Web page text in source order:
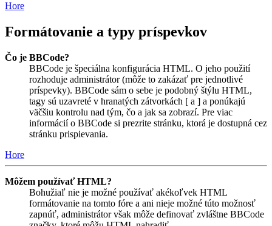
Hore
Formátovanie a typy príspevkov
Čo je BBCode?
BBCode je špeciálna konfigurácia HTML. O jeho použití
rozhoduje administrátor (môže to zakázať pre jednotlivé
príspevky). BBCode sám o sebe je podobný štýlu HTML,
tagy sú uzavreté v hranatých zátvorkách [ a ] a ponúkajú
väčšiu kontrolu nad tým, čo a jak sa zobrazí. Pre viac
informácií o BBCode si prezrite stránku, ktorá je dostupná cez
stránku prispievania.
Hore
Môžem používať HTML?
Bohužiaľ nie je možné používať akékoľvek HTML
formátovanie na tomto fóre a ani nieje možné túto možnosť
zapnúť, administrátor však môže definovať zvláštne BBCode